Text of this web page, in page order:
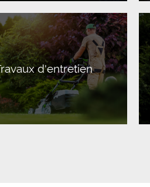
d'entretien